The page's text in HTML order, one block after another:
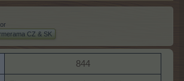
CZ & SK
844​